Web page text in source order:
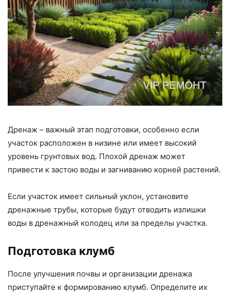
Дренаж – важный этап подготовки, особенно если
участок расположен в низине или имеет высокий
уровень грунтовых вод. Плохой дренаж может
привести к застою воды и загниванию корней растений.
Если участок имеет сильный уклон, установите
дренажные трубы, которые будут отводить излишки
воды в дренажный колодец или за пределы участка.
Подготовка клумб
После улучшения почвы и организации дренажа
приступайте к формированию клумб. Определите их